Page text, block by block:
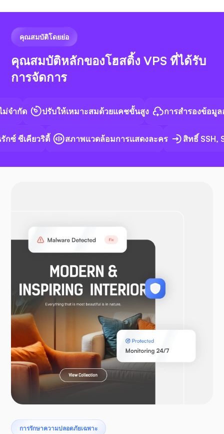
รหัส VS
เอ็น8เอ็น
วูคอมเมิร์ซ
ลาราเวล
เทอโรแด็กทิล
คุณสมบัติโดยย่อ
คุณสมบัติหลักของโฮสติ้ง VPS ที่ได้รับ
การจัดการ
ด ปรับให้เหมาะสมด้วยแคชขั้นสูง การสำรองข้อมูลอัตโ
ซีเคียวริตี้ สภาพแวดล้อมการแสดงละคร สิทธิ์ SSH,
การรักษาความปลอดภัยเฉพาะ